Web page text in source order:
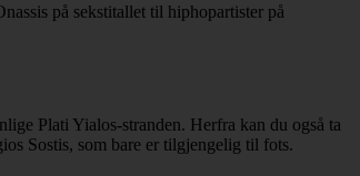
på sekstitallet til hiphopartister på
Plati Yialos-stranden. Herfra kan du også ta
Sostis, som bare er tilgjengelig til fots.